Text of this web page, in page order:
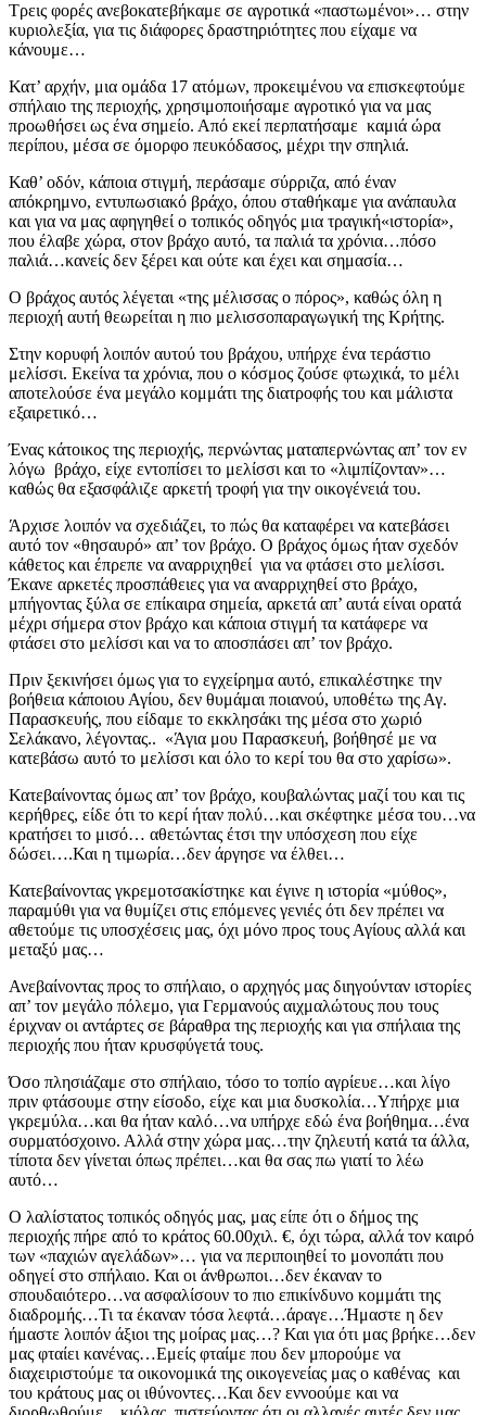
Τρεις φορές ανεβοκατεβήκαμε σε αγροτικά «παστωμένοι»… στην
κυριολεξία, για τις διάφορες δραστηριότητες που είχαμε να
κάνουμε…
Κατ’ αρχήν, μια ομάδα 17 ατόμων, προκειμένου να επισκεφτούμε
σπήλαιο της περιοχής, χρησιμοποιήσαμε αγροτικό για να μας
προωθήσει ως ένα σημείο. Από εκεί περπατήσαμε καμιά ώρα
περίπου, μέσα σε όμορφο πευκόδασος, μέχρι την σπηλιά.
Καθ’ οδόν, κάποια στιγμή, περάσαμε σύρριζα, από έναν
απόκρημνο, εντυπωσιακό βράχο, όπου σταθήκαμε για ανάπαυλα
και για να μας αφηγηθεί ο τοπικός οδηγός μια τραγική«ιστορία»,
που έλαβε χώρα, στον βράχο αυτό, τα παλιά τα χρόνια…πόσο
παλιά…κανείς δεν ξέρει και ούτε και έχει και σημασία…
Ο βράχος αυτός λέγεται «της μέλισσας ο πόρος», καθώς όλη η
περιοχή αυτή θεωρείται η πιο μελισσοπαραγωγική της Κρήτης.
Στην κορυφή λοιπόν αυτού του βράχου, υπήρχε ένα τεράστιο
μελίσσι. Εκείνα τα χρόνια, που ο κόσμος ζούσε φτωχικά, το μέλι
αποτελούσε ένα μεγάλο κομμάτι της διατροφής του και μάλιστα
εξαιρετικό…
Ένας κάτοικος της περιοχής, περνώντας ματαπερνώντας απ’ τον εν
λόγω βράχο, είχε εντοπίσει το μελίσσι και το «λιμπίζονταν»…
καθώς θα εξασφάλιζε αρκετή τροφή για την οικογένειά του.
Άρχισε λοιπόν να σχεδιάζει, το πώς θα καταφέρει να κατεβάσει
αυτό τον «θησαυρό» απ’ τον βράχο. Ο βράχος όμως ήταν σχεδόν
κάθετος και έπρεπε να αναρριχηθεί για να φτάσει στο μελίσσι.
Έκανε αρκετές προσπάθειες για να αναρριχηθεί στο βράχο,
μπήγοντας ξύλα σε επίκαιρα σημεία, αρκετά απ’ αυτά είναι ορατά
μέχρι σήμερα στον βράχο και κάποια στιγμή τα κατάφερε να
φτάσει στο μελίσσι και να το αποσπάσει απ’ τον βράχο.
Πριν ξεκινήσει όμως για το εγχείρημα αυτό, επικαλέστηκε την
βοήθεια κάποιου Αγίου, δεν θυμάμαι ποιανού, υποθέτω της Αγ.
Παρασκευής, που είδαμε το εκκλησάκι της μέσα στο χωριό
Σελάκανο, λέγοντας.. «Άγια μου Παρασκευή, βοήθησέ με να
κατεβάσω αυτό το μελίσσι και όλο το κερί του θα στο χαρίσω».
Κατεβαίνοντας όμως απ’ τον βράχο, κουβαλώντας μαζί του και τις
κερήθρες, είδε ότι το κερί ήταν πολύ…και σκέφτηκε μέσα του…να
κρατήσει το μισό… αθετώντας έτσι την υπόσχεση που είχε
δώσει….Και η τιμωρία…δεν άργησε να έλθει…
Κατεβαίνοντας γκρεμοτσακίστηκε και έγινε η ιστορία «μύθος»,
παραμύθι για να θυμίζει στις επόμενες γενιές ότι δεν πρέπει να
αθετούμε τις υποσχέσεις μας, όχι μόνο προς τους Αγίους αλλά και
μεταξύ μας…
Ανεβαίνοντας προς το σπήλαιο, ο αρχηγός μας διηγούνταν ιστορίες
απ’ τον μεγάλο πόλεμο, για Γερμανούς αιχμαλώτους που τους
έριχναν οι αντάρτες σε βάραθρα της περιοχής και για σπήλαια της
περιοχής που ήταν κρυσφύγετά τους.
Όσο πλησιάζαμε στο σπήλαιο, τόσο το τοπίο αγρίευε…και λίγο
πριν φτάσουμε στην είσοδο, είχε και μια δυσκολία…Υπήρχε μια
γκρεμύλα…και θα ήταν καλό…να υπήρχε εδώ ένα βοήθημα…ένα
συρματόσχοινο. Αλλά στην χώρα μας…την ζηλευτή κατά τα άλλα,
τίποτα δεν γίνεται όπως πρέπει…και θα σας πω γιατί το λέω
αυτό…
Ο λαλίστατος τοπικός οδηγός μας, μας είπε ότι ο δήμος της
περιοχής πήρε από το κράτος 60.00χιλ. €, όχι τώρα, αλλά τον καιρό
των «παχιών αγελάδων»… για να περιποιηθεί το μονοπάτι που
οδηγεί στο σπήλαιο. Και οι άνθρωποι…δεν έκαναν το
σπουδαιότερο…να ασφαλίσουν το πιο επικίνδυνο κομμάτι της
διαδρομής…Τι τα έκαναν τόσα λεφτά…άραγε…Ήμαστε η δεν
ήμαστε λοιπόν άξιοι της μοίρας μας…? Και για ότι μας βρήκε…δεν
μας φταίει κανένας…Εμείς φταίμε που δεν μπορούμε να
διαχειριστούμε τα οικονομικά της οικογενείας μας ο καθένας και
του κράτους μας οι ιθύνοντες…Και δεν εννοούμε και να